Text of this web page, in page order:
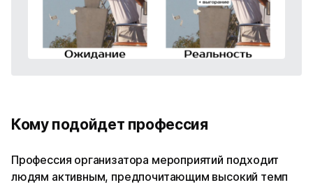
Кому подойдет профессия
Профессия организатора мероприятий подходит
людям активным, предпочитающим высокий темп